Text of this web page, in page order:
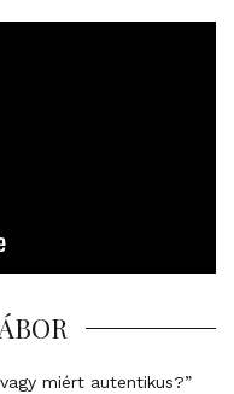
miért autentikus?”